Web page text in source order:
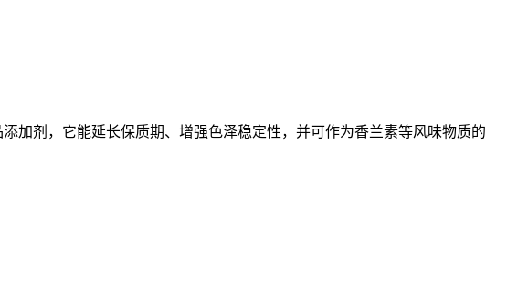
加剂，它能延长保质期、增强色泽稳定性，并可作为香兰素等风味物质的